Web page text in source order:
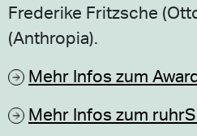
Frederike Fritzsche
(Anthropia).
Mehr Infos zum
Mehr Infos zum